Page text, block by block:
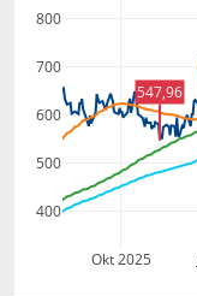
Okt 2025
400
500
600
700
800
547,96